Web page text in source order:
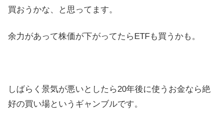
買おうかな、と思ってます。
余力があって株価が下がってたらETFも買うかも。
しばらく景気が悪いとしたら20年後に使うお金なら絶
好の買い場というギャンブルです。